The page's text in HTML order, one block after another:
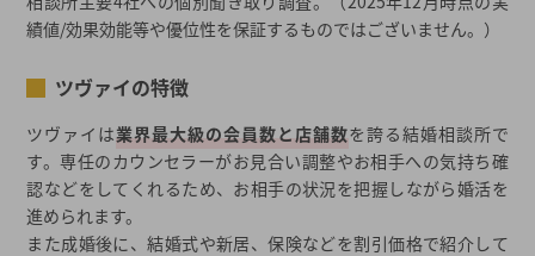
績値/効果効能等や優位性を保証するものではございません。）
ツヴァイの特徴
ツヴァイは業界最大級の会員数と店舗数を誇る結婚相談所で
す。専任のカウンセラーがお見合い調整やお相手への気持ち確
認などをしてくれるため、お相手の状況を把握しながら婚活を
進められます。
また成婚後に、結婚式や新居、保険などを割引価格で紹介して